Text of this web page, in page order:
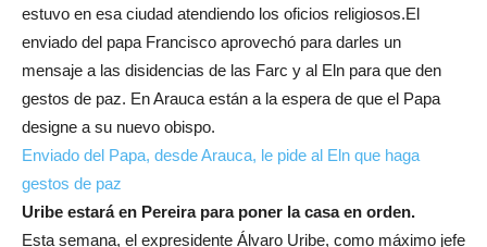
estuvo en esa ciudad atendiendo los oficios religiosos.El
enviado del papa Francisco aprovechó para darles un
mensaje a las disidencias de las Farc y al Eln para que den
gestos de paz. En Arauca están a la espera de que el Papa
designe a su nuevo obispo.
Enviado del Papa, desde Arauca, le pide al Eln que haga
gestos de paz
Uribe estará en Pereira para poner la casa en orden.
Esta semana, el expresidente Álvaro Uribe, como máximo jefe